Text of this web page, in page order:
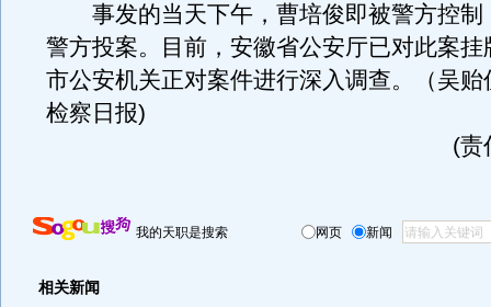
事发的当天下午，曹培俊即被警方控制
警方投案。目前，安徽省公安厅已对此案挂
市公安机关正对案件进行深入调查。（吴贻
检察日报)
(责
我的天职是搜索 网页 新闻
相关新闻